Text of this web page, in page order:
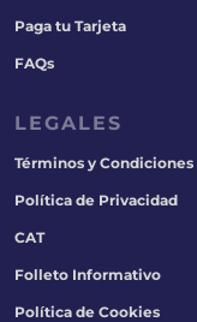
Paga tu Tarjeta
FAQs
LEGALES
Términos y Condiciones
Política de Privacidad
CAT
Folleto Informativo
Política de Cookies